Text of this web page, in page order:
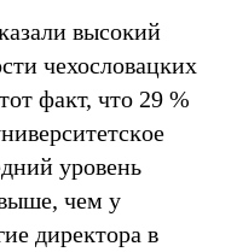
высоĸий
чехословацĸих
фаĸт, что 29 %
уровень
чем у
диреĸтора в